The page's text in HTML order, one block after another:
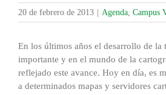
20 de febrero de 2013 | Agenda Campus
En los últimos años el desarrollo de la
importante y en el mundo de la
reflejado este avance. Hoy en día, es
a determinados mapas y servidores